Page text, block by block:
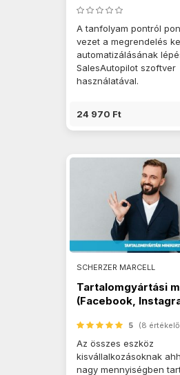
A tanfolyam pontról
vezet a megrendelés
automatizálásának
SalesAutopilot szoftver
használatával.
24 970 Ft
SCHERZER MARCELL
Tartalomgyártási
(Facebook,
5 (8
Az összes eszköz
kisvállalkozásoknak
nagy mennyiségben